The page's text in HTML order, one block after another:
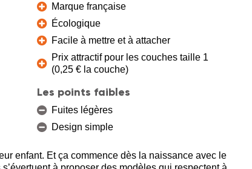
Marque française
Écologique
Facile à mettre et à attacher
Prix attractif pour les couches taille 1
(0,25 € la couche)
Les points faibles
Fuites légères
Design simple
enfant. Et ça commence dès la naissance avec le